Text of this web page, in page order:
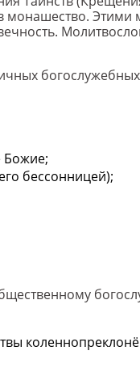
Божие;
бессонницей);